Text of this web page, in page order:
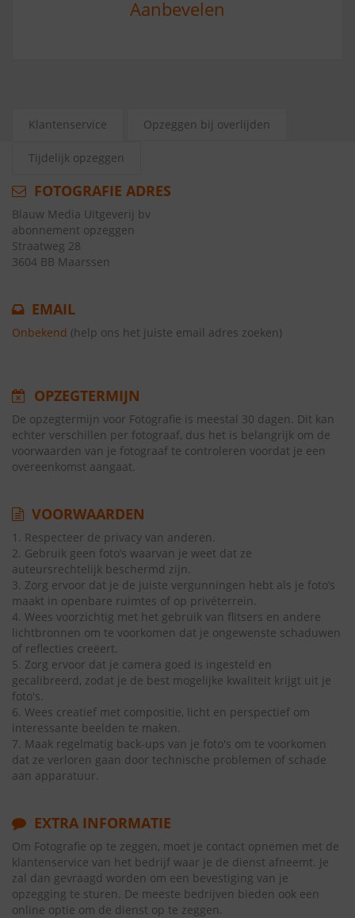
Aanbevelen
Klantenservice Opzeggen bij overlijden
Tijdelijk opzeggen
FOTOGRAFIE ADRES
Blauw Media Uitgeverij bv
abonnement opzeggen
Straatweg 28
3604 BB Maarssen
EMAIL
Onbekend (help ons het juiste email adres zoeken)
OPZEGTERMIJN
De opzegtermijn voor Fotografie is meestal 30 dagen. Dit kan
echter verschillen per fotograaf, dus het is belangrijk om de
voorwaarden van je fotograaf te controleren voordat je een
overeenkomst aangaat.
VOORWAARDEN
1. Respecteer de privacy van anderen.
2. Gebruik geen foto’s waarvan je weet dat ze
auteursrechtelijk beschermd zijn.
3. Zorg ervoor dat je de juiste vergunningen hebt als je foto’s
maakt in openbare ruimtes of op privéterrein.
4. Wees voorzichtig met het gebruik van flitsers en andere
lichtbronnen om te voorkomen dat je ongewenste schaduwen
of reflecties creëert.
5. Zorg ervoor dat je camera goed is ingesteld en
gecalibreerd, zodat je de best mogelijke kwaliteit krijgt uit je
foto's.
6. Wees creatief met compositie, licht en perspectief om
interessante beelden te maken.
7. Maak regelmatig back-ups van je foto's om te voorkomen
dat ze verloren gaan door technische problemen of schade
aan apparatuur.
EXTRA INFORMATIE
Om Fotografie op te zeggen, moet je contact opnemen met de
klantenservice van het bedrijf waar je de dienst afneemt. Je
zal dan gevraagd worden om een bevestiging van je
opzegging te sturen. De meeste bedrijven bieden ook een
online optie om de dienst op te zeggen.